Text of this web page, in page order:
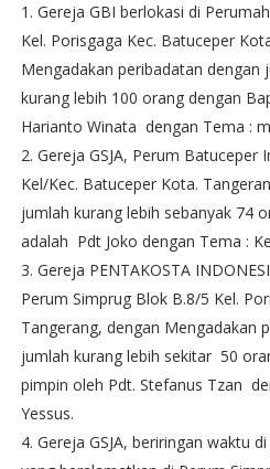
1. Gereja GBI berlokasi di
Kel. Porisgaga Kec. Batuceper
Mengadakan peribadatan dengan
kurang lebih 100 orang dengan
Harianto Winata dengan Tema :
2. Gereja GSJA, Perum Batuceper
Kel/Kec. Batuceper Kota.
jumlah kurang lebih sebanyak 74
adalah Pdt Joko dengan Tema :
3. Gereja PENTAKOSTA
Perum Simprug Blok B.8/5 Kel.
Tangerang, dengan Mengadakan
jumlah kurang lebih sekitar 50
pimpin oleh Pdt. Stefanus Tzan
Yessus.
4. Gereja GSJA, beriringan waktu